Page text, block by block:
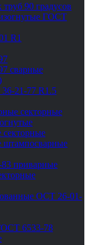
90 градусов
ГОСТ
R1
сварные
21-77 R1.5
секторные
штампосварные
приварные
ОСТ 26-01-
6533-78